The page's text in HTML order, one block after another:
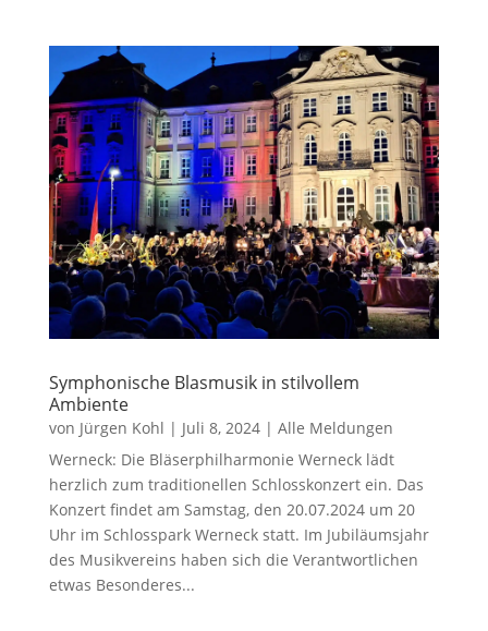
Symphonische Blasmusik in stilvollem
Ambiente
von Jürgen Kohl | Juli 8, 2024| Alle Meldungen
Werneck: Die Bläserphilharmonie Werneck lädt
herzlich zum traditionellen Schlosskonzert ein. Das
Konzert findet am Samstag, den 20.07.2024 um 20
Uhr im Schlosspark Werneck statt. Im Jubiläumsjahr
des Musikvereins haben sich die Verantwortlichen
etwas Besonderes...